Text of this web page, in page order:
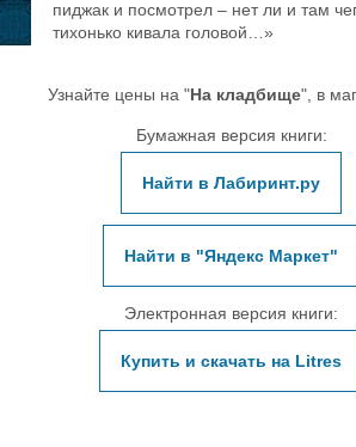
пиджак и посмотрел – нет ли и там
тихонько кивала головой…»
Узнайте цены на "На кладбище", в
Бумажная версия книги:
Найти в Лабиринт.ру
Найти в "Яндекс Маркет"
Электронная версия книги:
Купить и скачать на Litres